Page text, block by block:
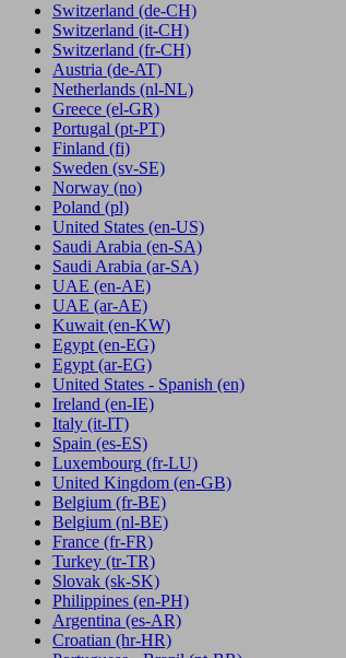
Switzerland (de-CH)
Switzerland (it-CH)
Switzerland (fr-CH)
Austria (de-AT)
Netherlands (nl-NL)
Greece (el-GR)
Portugal (pt-PT)
Finland (fi)
Sweden (sv-SE)
Norway (no)
Poland (pl)
United States (en-US)
Saudi Arabia (en-SA)
Saudi Arabia (ar-SA)
UAE (en-AE)
UAE (ar-AE)
Kuwait (en-KW)
Egypt (en-EG)
Egypt(ar-EG)
United States - Spanish (en)
Ireland (en-IE)
Italy (it-IT)
Spain (es-ES)
Luxembourg (fr-LU)
United Kingdom (en-GB)
Belgium (fr-BE)
Belgium (nl-BE)
France (fr-FR)
Turkey (tr-TR)
Slovak (sk-SK)
Philippines (en-PH)
Argentina (es-AR)
Croatian (hr-HR)